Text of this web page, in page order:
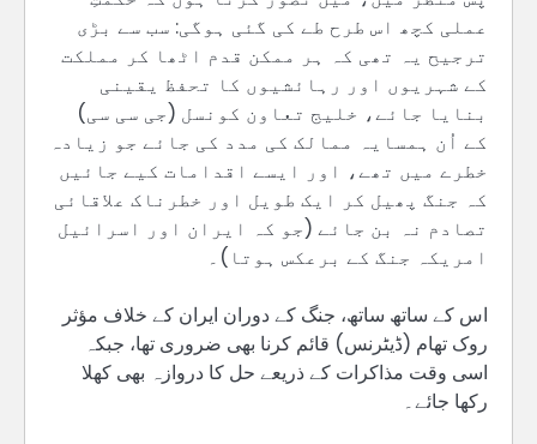
عملی کچھ اس طرح طے کی گئی ہوگی: سب سے بڑی
ترجیح یہ تھی کہ ہر ممکن قدم اٹھا کر مملکت
کے شہریوں اور رہائشیوں کا تحفظ یقینی
بنایا جائے، خلیج تعاون کونسل (جی سی سی)
کے اُن ہمسایہ ممالک کی مدد کی جائے جو زیادہ
خطرے میں تھے، اور ایسے اقدامات کیے جائیں
کہ جنگ پھیل کر ایک طویل اور خطرناک علاقائی
تصادم نہ بن جائے (جو کہ ایران اور اسرائیل
امریکہ جنگ کے برعکس ہوتا)۔
اس کے ساتھ ساتھ، جنگ کے دوران ایران کے خلاف مؤثر
روک تھام (ڈیٹرنس) قائم کرنا بھی ضروری تھا، جبکہ
اسی وقت مذاکرات کے ذریعے حل کا دروازہ بھی کھلا
رکھا جائے۔